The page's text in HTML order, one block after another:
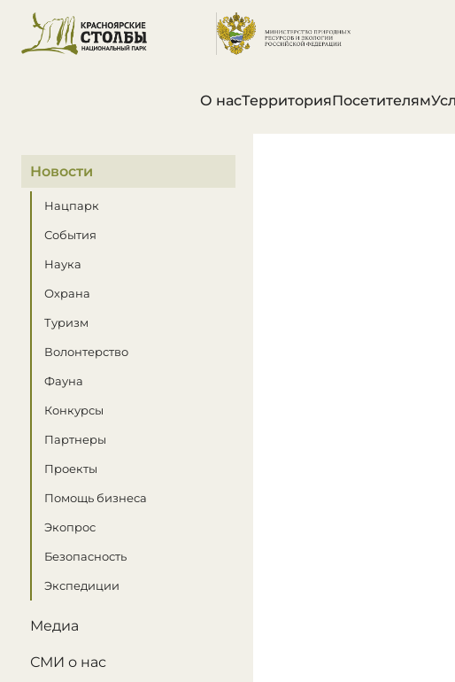
О насТерриторияПосетителям
В этом разделе
Новости
Нацпарк
События
Наука
Охрана
Туризм
Волонтерство
Фауна
Конкурсы
Партнеры
Проекты
Помощь бизнеса
Экопрос
Безопасность
Экспедиции
Медиа
СМИ о нас